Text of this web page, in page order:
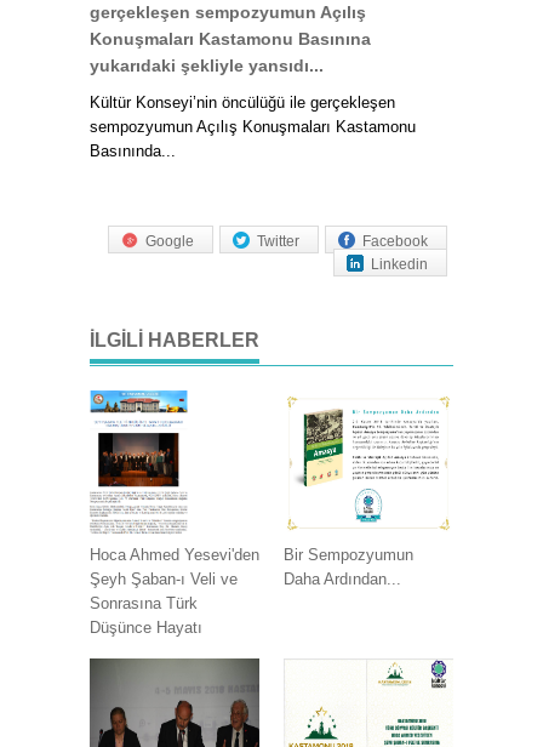
gerçekleşen sempozyumun Açılış
Konuşmaları Kastamonu Basınına
yukarıdaki şekliyle yansıdı...
Kültür Konseyi’nin öncülüğü ile gerçekleşen
sempozyumun Açılış Konuşmaları Kastamonu
Basınında...
Facebook
Twitter
Google
Linkedin
İLGILI HABERLER
Hoca Ahmed Yesevi'den
Şeyh Şaban-ı Veli ve
Sonrasına Türk
Düşünce Hayatı
Bir Sempozyumun
Daha Ardından...